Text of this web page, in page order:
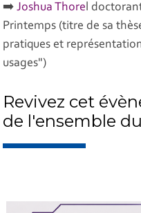
➡️Joshua Thorel
Printemps (titre de sa
pratiques et
usages")
Revivez cet
de l'ensemble